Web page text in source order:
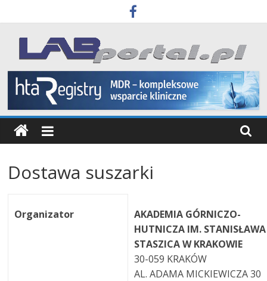
to
content
Labportal
Laboratoria
Aparatura
Badania
Dostawa suszarki
Organizator
AKADEMIA GÓRNICZO-
HUTNICZA IM. STANISŁAWA
STASZICA W KRAKOWIE
30-059 KRAKÓW
AL. ADAMA MICKIEWICZA 30